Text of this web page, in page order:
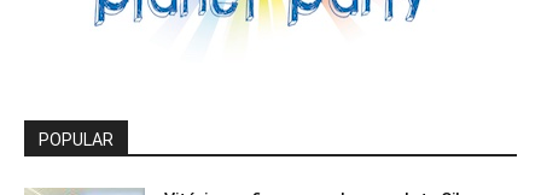
POPULAR